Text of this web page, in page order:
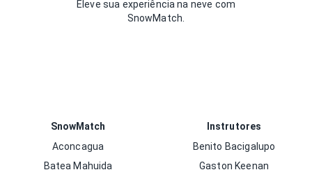
Eleve sua experiência na neve com
SnowMatch.
SnowMatch
Aconcagua
Batea Mahuida
Instrutores
Benito Bacigalupo
Gaston Keenan